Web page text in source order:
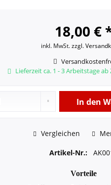
18,00 €
inkl. MwSt.zzgl.
Lieferzeit ca. 1 - 3 Arbeitstage
In den
Vergleichen
Artikel-Nr.:
Vorteile